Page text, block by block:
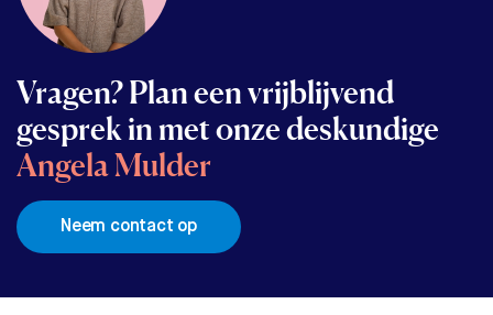
Vragen? Plan een vrijblijvend
gesprek in met onze deskundige
Angela Mulder
Neem contact op